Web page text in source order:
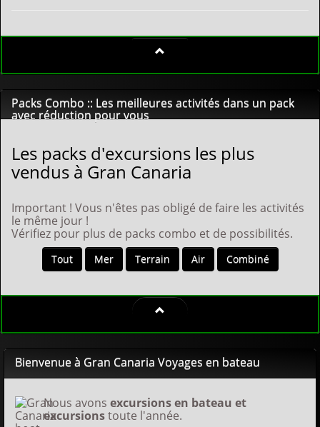
Packs Combo :: Les meilleures activités dans un pack
avec réduction pour vous
Les packs d'excursions les plus
vendus à Gran Canaria
Important ! Vous n'êtes pas obligé de faire les activités
le même jour !
Vérifiez pour plus de packs combo et de possibilités.
Tout Mer Terrain Air Combiné
Bienvenue à Gran Canaria Voyages en bateau
Nous avons excursions en bateau et
excursionstoute l'année.